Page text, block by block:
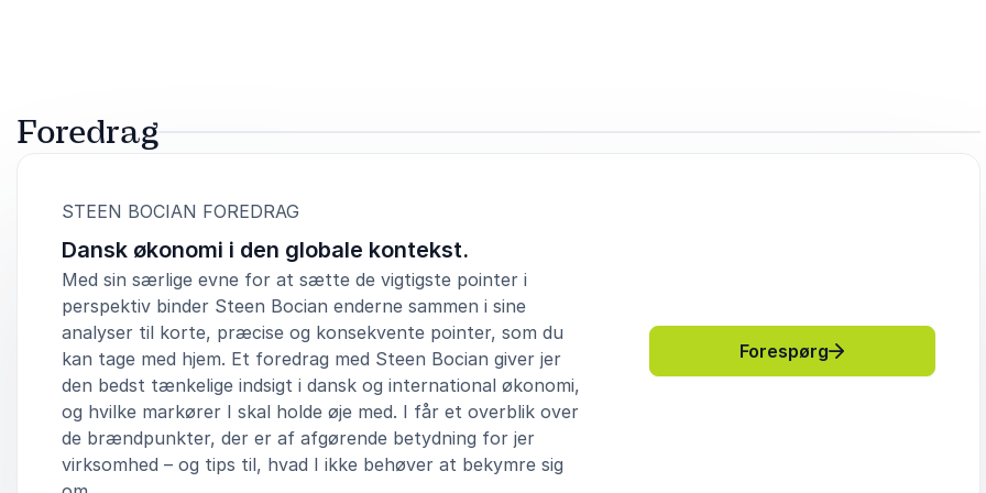
Foredrag
STEEN BOCIAN FOREDRAG
Dansk økonomi i den globale kontekst.
Med sin særlige evne for at sætte de vigtigste pointer i
perspektiv binder Steen Bocian enderne sammen i sine
analyser til korte, præcise og konsekvente pointer, som du
kan tage med hjem. Et foredrag med Steen Bocian giver jer
den bedst tænkelige indsigt i dansk og international økonomi,
og hvilke markører I skal holde øje med. I får et overblik over
de brændpunkter, der er af afgørende betydning for jer
virksomhed – og tips til, hvad I ikke behøver at bekymre sig
Forespørg: Steen Bocian